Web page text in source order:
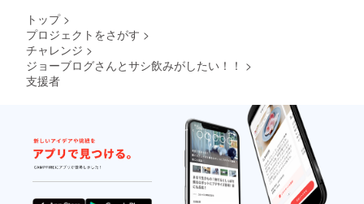
トップ >
プロジェクトをさがす >
チャレンジ >
ジョーブログさんとサシ飲みがしたい！！ >
支援者